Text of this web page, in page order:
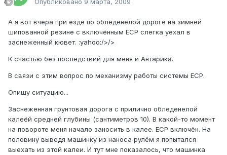
Опубликовано 9 марта, 2009
А я вот вчера при езде по обледенелой дороге на зимней
шипованной резине с включённым ЕСР слегка уехал в
заснеженный кювет. :yahoo:/>/>
К счастью без последствий для меня и Антарика.
В связи с этим вопрос по механизму работы системы ЕСР.
Опишу ситуацию...
Заснеженная грунтовая дорога с прилично обледенелой
калеёй средней глубины (сантиметров 10). В какой-то момент
на повороте меня начало заносить в калее. ЕСР включён. На
половину выведя машинку из наноса рулём я попытался
выехать из этой калеи. И тут мне показалось, что машинка